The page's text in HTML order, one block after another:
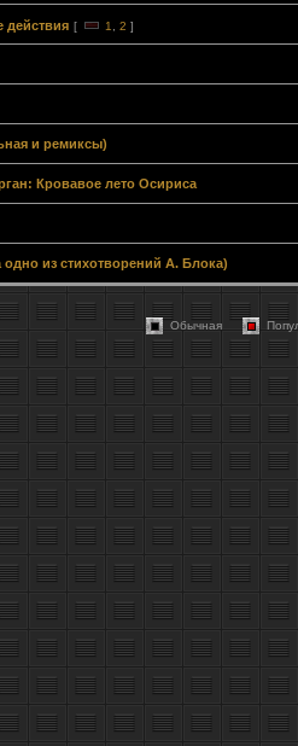
[ 1 2 ]
и ремиксы)
Кровавое лето Осириса
из стихотворений А. Блока)
Обычная